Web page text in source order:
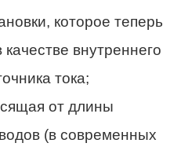
которое теперь
внутреннего
тока;
от длины
(в современных